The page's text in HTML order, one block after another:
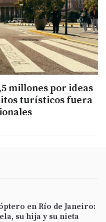
millones por ideas
turísticos fuera
en Río de Janeiro:
su hija y su nieta